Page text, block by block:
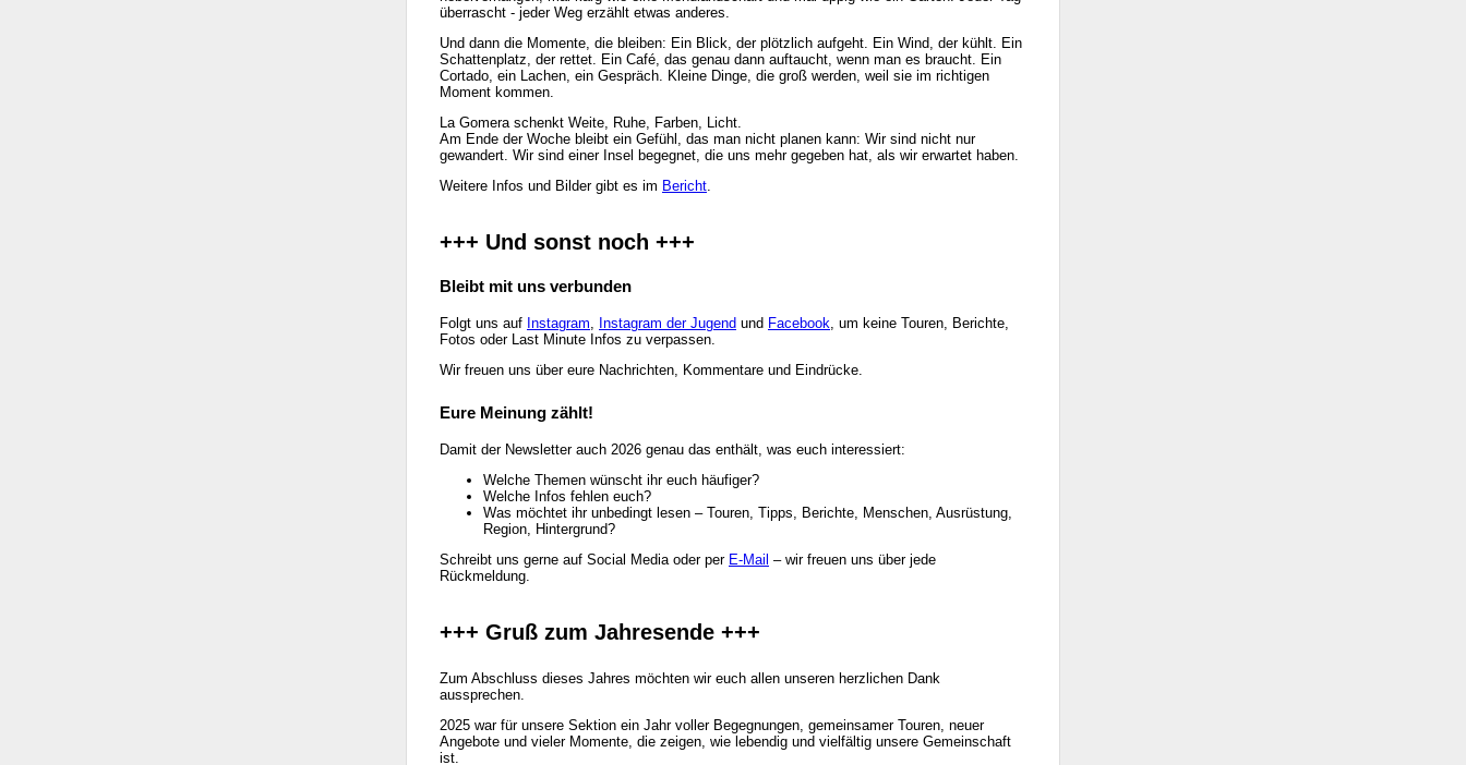
überrascht - jeder Weg erzählt etwas anderes.
Und dann die Momente, die bleiben: Ein Blick, der plötzlich aufgeht. Ein Wind, der kühlt. Ein
Schattenplatz, der rettet. Ein Café, das genau dann auftaucht, wenn man es braucht. Ein
Cortado, ein Lachen, ein Gespräch. Kleine Dinge, die groß werden, weil sie im richtigen
Moment kommen.
La Gomera schenkt Weite, Ruhe, Farben, Licht.
Am Ende der Woche bleibt ein Gefühl, das man nicht planen kann: Wir sind nicht nur
gewandert. Wir sind einer Insel begegnet, die uns mehr gegeben hat, als wir erwartet haben.
Weitere Infos und Bilder gibt es im Bericht.
+++ Und sonst noch +++
Bleibt mit uns verbunden
Folgt uns auf Instagram, Instagram der Jugend und Facebook, um keine Touren, Berichte,
Fotos oder Last Minute Infos zu verpassen.
Wir freuen uns über eure Nachrichten, Kommentare und Eindrücke.
Eure Meinung zählt!
Damit der Newsletter auch 2026 genau das enthält, was euch interessiert:
Welche Themen wünscht ihr euch häufiger?
Welche Infos fehlen euch?
Was möchtet ihr unbedingt lesen – Touren, Tipps, Berichte, Menschen, Ausrüstung,
Region, Hintergrund?
Schreibt uns gerne auf Social Media oder per E-Mail – wir freuen uns über jede
Rückmeldung.
+++ Gruß zum Jahresende +++
Zum Abschluss dieses Jahres möchten wir euch allen unseren herzlichen Dank
aussprechen.
2025 war für unsere Sektion ein Jahr voller Begegnungen, gemeinsamer Touren, neuer
Angebote und vieler Momente, die zeigen, wie lebendig und vielfältig unsere Gemeinschaft
ist.